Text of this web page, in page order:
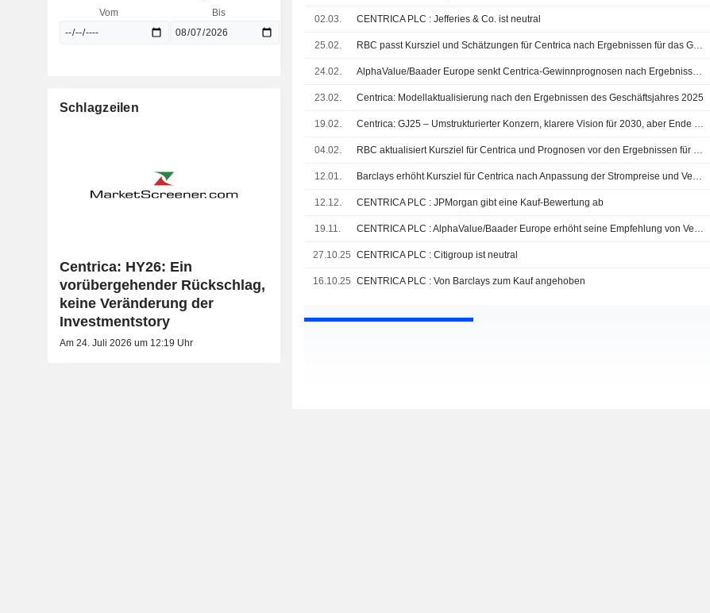
02.03. CENTRICA PLC : Jefferies & Co. ist neutral
25.02. RBC passt Kursziel und Schätzungen für Centrica nach Ergebnissen für das Geschäftsjahr 2025 und Ausblick für 2026 an
24.02. AlphaValue/Baader Europe senkt Centrica-Gewinnprognosen nach Ergebnissen für das Geschäftsjahr 2025
23.02. Centrica: Modellaktualisierung nach den Ergebnissen des Geschäftsjahres 2025
19.02. Centrica: GJ25 – Umstrukturierter Konzern, klarere Vision für 2030, aber Ende der Aktienrückkäufe
04.02. RBC aktualisiert Kursziel für Centrica und Prognosen vor den Ergebnissen für das Geschäftsjahr 2025
12.01. Barclays erhöht Kursziel für Centrica nach Anpassung der Strompreise und Verkauf von Vermögenswerten
12.12. CENTRICA PLC : JPMorgan gibt eine Kauf-Bewertung ab
19.11. CENTRICA PLC : AlphaValue/Baader Europe erhöht seine Empfehlung von Verkaufen auf Kaufen
27.10.25 CENTRICA PLC : Citigroup ist neutral
16.10.25 CENTRICA PLC : Von Barclays zum Kauf angehoben
Vom Bis
Schlagzeilen
Centrica: HY26: Ein
vorübergehender Rückschlag,
keine Veränderung der
Investmentstory
Am 24. Juli 2026 um 12:19 Uhr